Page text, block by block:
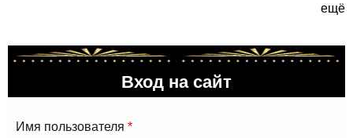
ещё
Вход на сайт
Имя пользователя *